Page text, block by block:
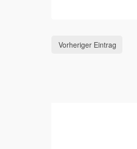
Vorheriger Eintrag